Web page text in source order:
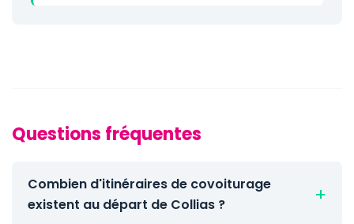
Questions fréquentes
Combien d'itinéraires de covoiturage
existent au départ de Collias ?